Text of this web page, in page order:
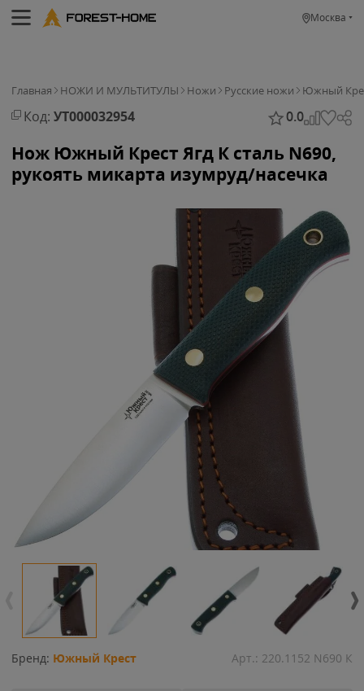
Москва
Главная НОЖИ И МУЛЬТИТУЛЫ Ножи Русские ножи Южный
Код: УТ000032954 0.0
Нож Южный Крест Ягд К сталь N690,
рукоять микарта изумруд/насечка
Бренд: Южный Крест Арт.: 220.1152 N690 К